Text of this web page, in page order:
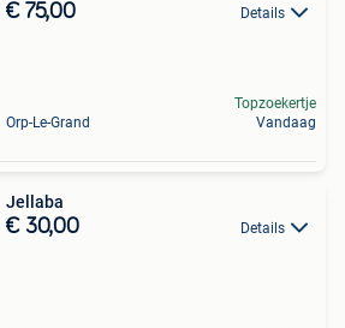
€ 75,00 Details
Orp-Le-Grand
Topzoekertje
Vandaag
Jellaba
€ 30,00 Details